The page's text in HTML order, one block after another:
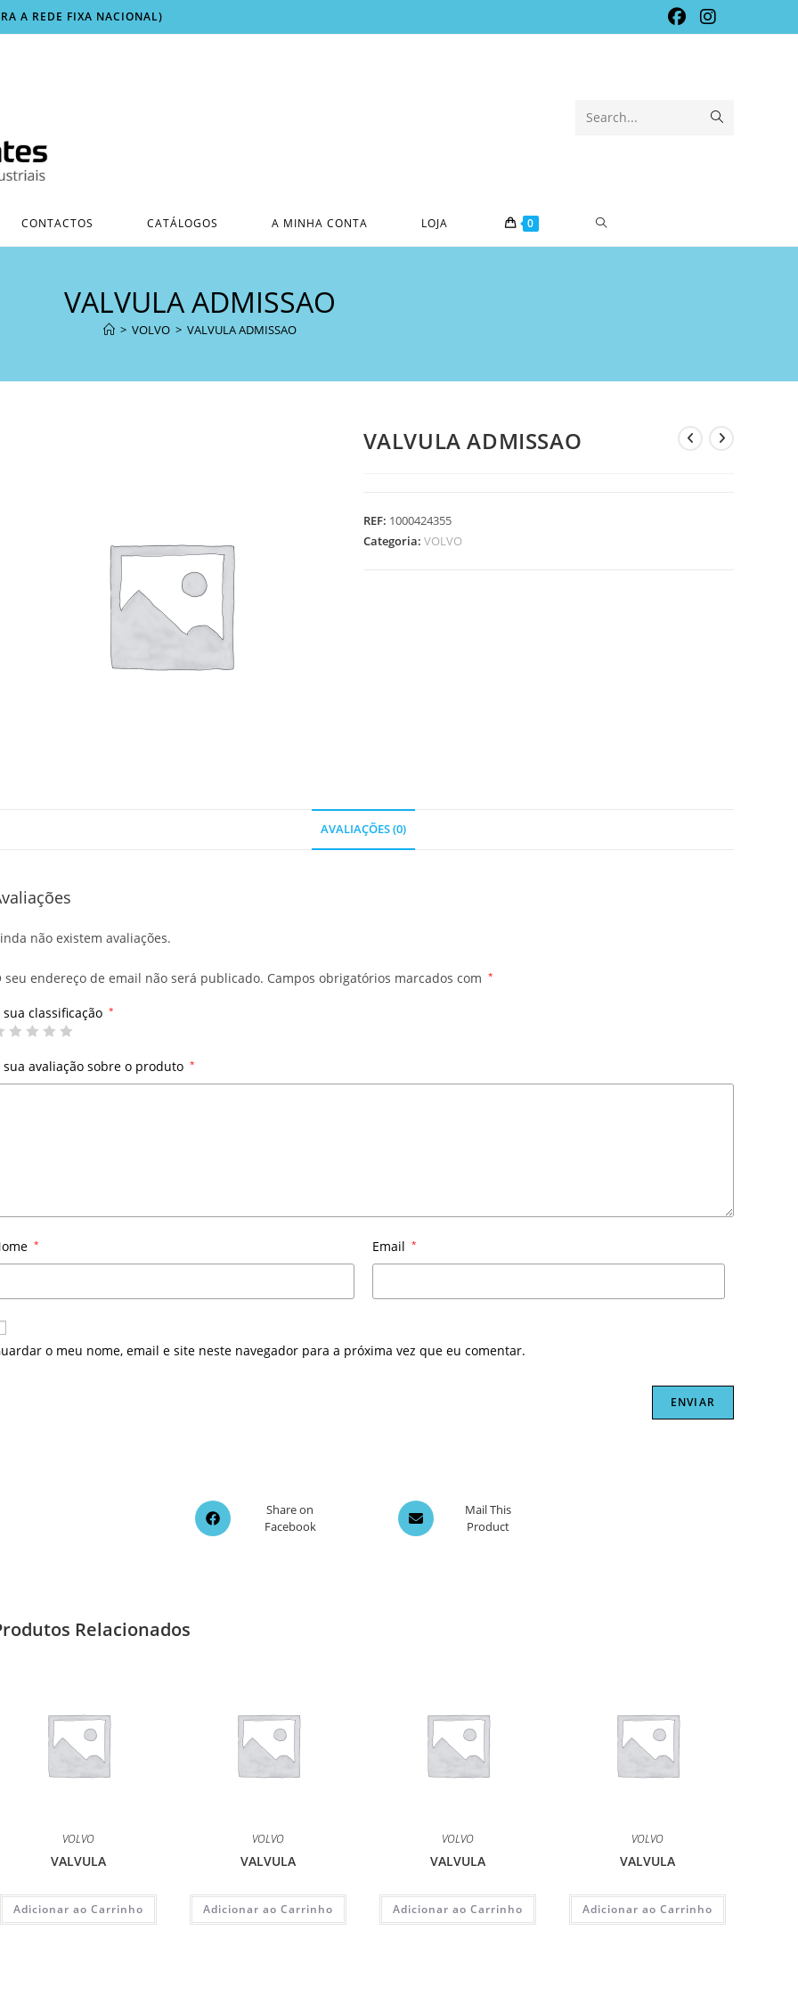
A REDE FIXA NACIONAL)
Search...
CONTACTOS CATÁLOGOS A MINHA CONTA LOJA 0 TOGGLE
VALVULA ADMISSAO
> VOLVO > VALVULA ADMISSAO
VALVULA ADMISSAO
REF: 1000424355
Categoria: VOLVO
AVALIAÇÕES (0)
não existem avaliações.
seu endereço de email não será publicado. Campos obrigatórios marcados com *
sua classificação *
sua avaliação sobre o produto *
* Email *
o meu nome, email e site neste navegador para a próxima vez que eu comentar.
Opens
in
Share on
Facebook
Opens
in
Mail This
Product
Relacionados
VOLVO
VALVULA
Adicionar ao Carrinho
VOLVO
VALVULA
Adicionar ao Carrinho
VOLVO
VALVULA
Adicionar ao Carrinho
VOLVO
VALVULA
Adicionar ao Carrinho